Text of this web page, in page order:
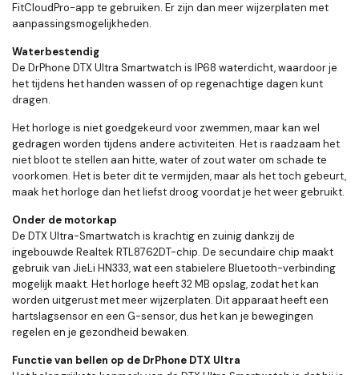
FitCloudPro-app te gebruiken. Er zijn dan meer wijzerplaten met
aanpassingsmogelijkheden.
Waterbestendig
De DrPhone DTX Ultra Smartwatch is IP68 waterdicht, waardoor je
het tijdens het handen wassen of op regenachtige dagen kunt
dragen.
Het horloge is niet goedgekeurd voor zwemmen, maar kan wel
gedragen worden tijdens andere activiteiten. Het is raadzaam het
niet bloot te stellen aan hitte, water of zout water om schade te
voorkomen. Het is beter dit te vermijden, maar als het toch gebeurt,
maak het horloge dan het liefst droog voordat je het weer gebruikt.
Onder de motorkap
De DTX Ultra-Smartwatch is krachtig en zuinig dankzij de
ingebouwde Realtek RTL8762DT-chip. De secundaire chip maakt
gebruik van JieLi HN333, wat een stabielere Bluetooth-verbinding
mogelijk maakt. Het horloge heeft 32 MB opslag, zodat het kan
worden uitgerust met meer wijzerplaten. Dit apparaat heeft een
hartslagsensor en een G-sensor, dus het kan je bewegingen
regelen en je gezondheid bewaken.
Functie van bellen op de DrPhone DTX Ultra